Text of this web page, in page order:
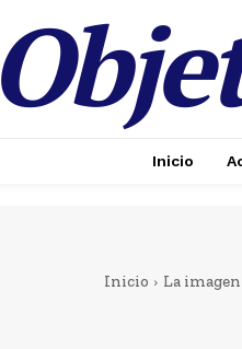
Inicio
Inicio La imagen